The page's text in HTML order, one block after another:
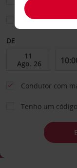
Escolher uma
DE
Condutor com
Tenho um